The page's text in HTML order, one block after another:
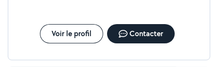
que la pièce reste intègre et ne casse pas/
dimensionnement )
Voir le profil Contacter